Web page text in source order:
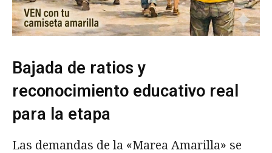
Bajada de ratios y
reconocimiento educativo real
para la etapa
Las demandas de la «Marea Amarilla» se